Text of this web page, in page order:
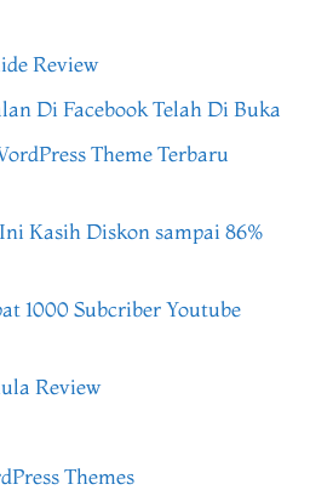
Review
Di Facebook Telah Di Buka
Theme Terbaru
Kasih Diskon sampai 86%
1000 Subcriber Youtube
Review
Themes